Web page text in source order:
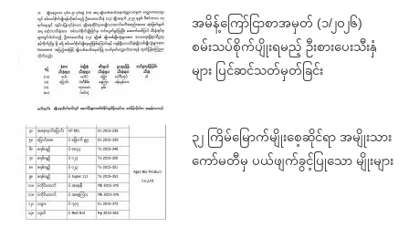
အမိန့်ကြော်ငြာစာအမှတ် (၁/၂၀၂၆)
စမ်းသပ်စိုက်ပျိုးရမည့် ဦးစားပေးသီးနှံ
များ ပြင်ဆင်သတ်မှတ်ခြင်း
၃၂ ကြိမ်မြောက်မျိုးစေ့ဆိုင်ရာ အမျိုးသား
ကော်မတီမှ ပယ်ဖျက်ခွင့်ပြုသော မျိုးများ